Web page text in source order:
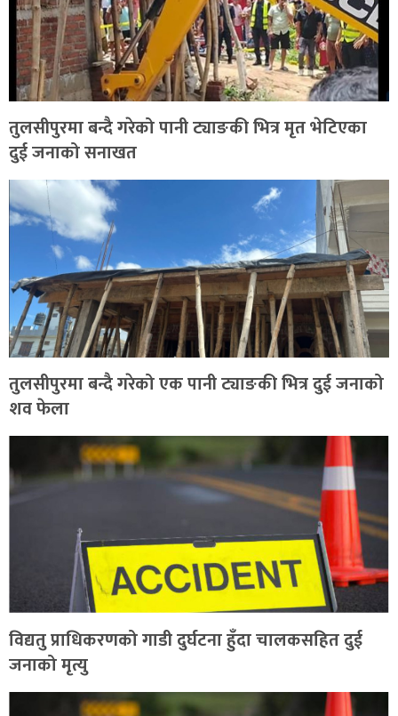
तुलसीपुरमा बन्दै गरेको पानी ट्याङकी भित्र मृत भेटिएका
दुई जनाको सनाखत
तुलसीपुरमा बन्दै गरेको एक पानी ट्याङकी भित्र दुई जनाको
शव फेला
विद्यतु प्राधिकरणको गाडी दुर्घटना हुँदा चालकसहित दुई
जनाको मृत्यु